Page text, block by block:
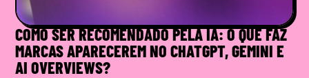
COMO SER RECOMENDADO PELA IA: O QUE FAZ
MARCAS APARECEREM NO CHATGPT, GEMINI E
AI OVERVIEWS?